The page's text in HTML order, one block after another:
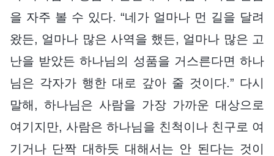
을 자주 볼 수 있다. “네가 얼마나 먼 길을 달려
왔든, 얼마나 많은 사역을 했든, 얼마나 많은 고
난을 받았든 하나님의 성품을 거스른다면 하나
님은 각자가 행한 대로 갚아 줄 것이다.” 다시
말해, 하나님은 사람을 가장 가까운 대상으로
여기지만, 사람은 하나님을 친척이나 친구로 여
기거나 단짝 대하듯 대해서는 안 된다는 것이